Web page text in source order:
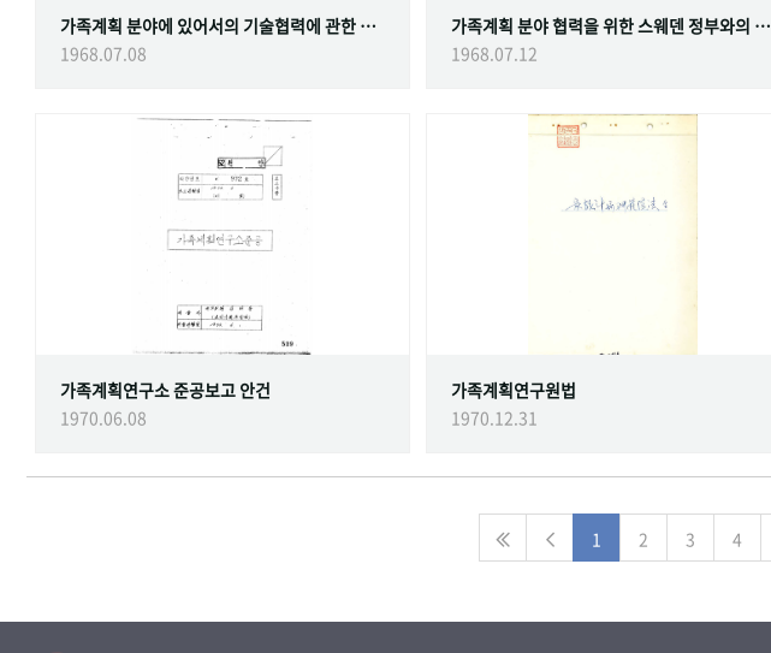
가족계획 분야에 있어서의 기술협력에 관한 대한민국정부와 스웨덴 정부간의 협정
1968.07.08
가족계획 분야 협력을 위한 스웨덴 정부와의 협정
1968.07.12
가족계획연구소 준공보고 안건
1970.06.08
가족계획연구원법
1970.12.31
1 2 3 4